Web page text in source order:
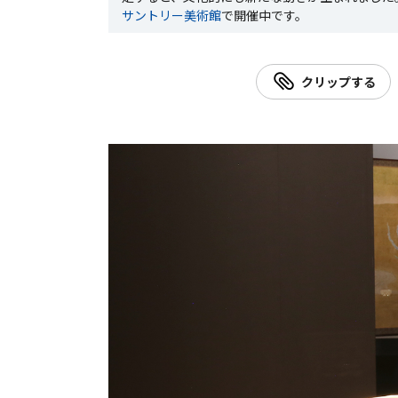
サントリー美術館で開催中です。
クリップする